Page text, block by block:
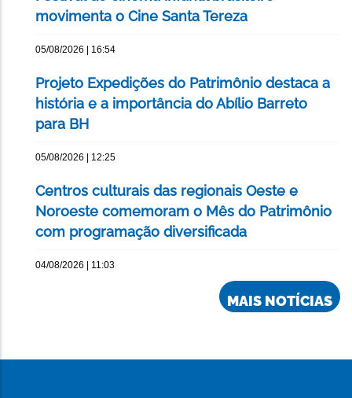
movimenta o Cine Santa Tereza
05/08/2026 | 16:54
Projeto Expedições do Patrimônio destaca a
história e a importância do Abílio Barreto
para BH
05/08/2026 | 12:25
Centros culturais das regionais Oeste e
Noroeste comemoram o Mês do Patrimônio
com programação diversificada
04/08/2026 | 11:03
MAIS NOTÍCIAS